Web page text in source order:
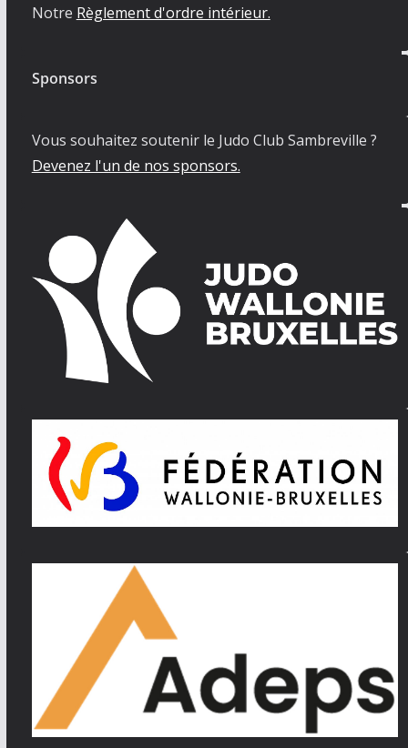
Notre Règlement d'ordre intérieur.
Sponsors
Vous souhaitez soutenir le Judo Club Sambreville ?
Devenez l'un de nos sponsors.